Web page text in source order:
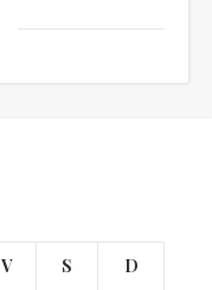
V S D